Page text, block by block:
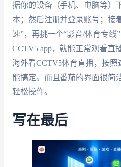
据你的设备（手机、电脑等）
本；然后注册并登录账号；接
速”，再挑一个“影音/体育专线
CCTV5 app，就能正常观看直
海外看CCTV5体育直播，按
能搞定。而且番茄的界面很简
轻松操作。
写在最后